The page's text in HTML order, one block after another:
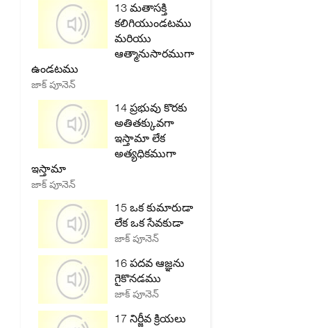
13 మతాసక్తి
కలిగియుండటము
మరియు
ఆత్మానుసారముగా
ఉండటము
జాక్ పూనెన్
14 ప్రభువు కొరకు
అతితక్కువగా
ఇస్తామా లేక
అత్యధికముగా
ఇస్తామా
జాక్ పూనెన్
15 ఒక కుమారుడా
లేక ఒక సేవకుడా
జాక్ పూనెన్
16 పదవ ఆజ్ఞను
గైకొనడము
జాక్ పూనెన్
17 నిర్జీవ క్రియలు